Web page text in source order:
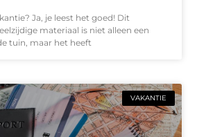
Ja, je leest het goed! Dit
materiaal is niet alleen een
tuin, maar het heeft
VAKANTIE